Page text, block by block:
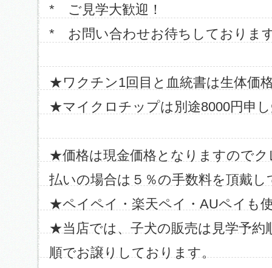
* ご見学大歓迎！
* お問い合わせお待ちしておりま
★ワクチン1回目と血統書は生体価
★マイクロチップは別途8000円申
★価格は現金価格となりますので
払いの場合は５％の手数料を頂戴
★ペイペイ・楽天ペイ・AUペイも
★当店では、子犬の販売は見学予約
順でお譲りしております。